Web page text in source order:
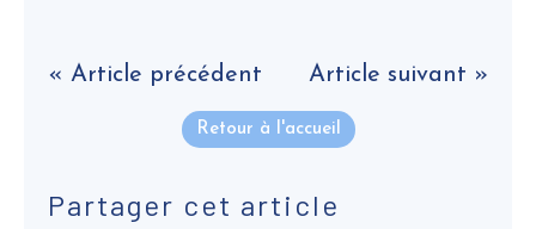
« Article précédent Article suivant »
Retour à l'accueil
Partager cet article